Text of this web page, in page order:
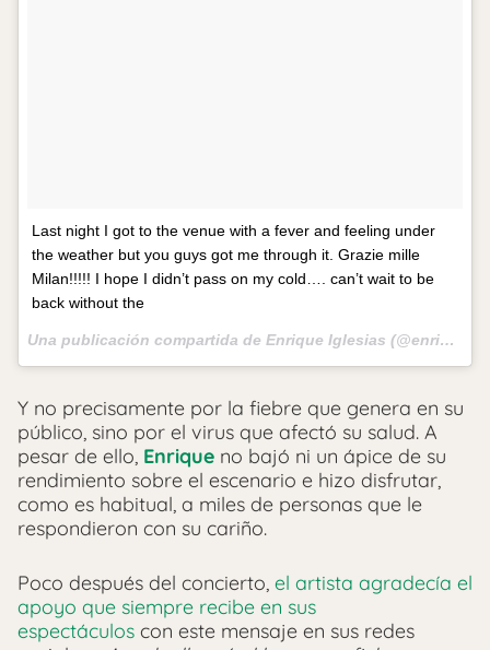
Last night I got to the venue with a fever and feeling under
the weather but you guys got me through it. Grazie mille
Milan!!!!! I hope I didn’t pass on my cold…. can’t wait to be
back without the
Una publicación compartida de Enrique Iglesias (@enriqueiglesias) el
Y no precisamente por la fiebre que genera en su
público, sino por el virus que afectó su salud. A
pesar de ello, Enrique no bajó ni un ápice de su
rendimiento sobre el escenario e hizo disfrutar,
como es habitual, a miles de personas que le
respondieron con su cariño.
Poco después del concierto, el artista agradecía el
apoyo que siempre recibe en sus
espectáculos con este mensaje en sus redes